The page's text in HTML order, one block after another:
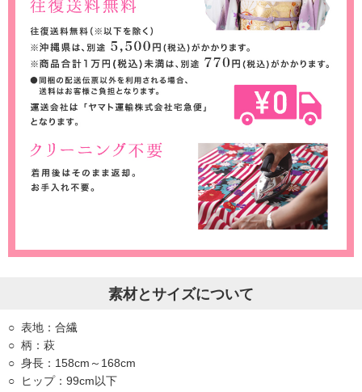
素材とサイズについて
表地：合繊
柄：萩
身長：158cm～168cm
ヒップ：99cm以下